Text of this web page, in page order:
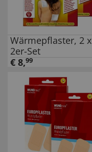
Wärmepflaster, 2 x
2er-Set
€ 8,99